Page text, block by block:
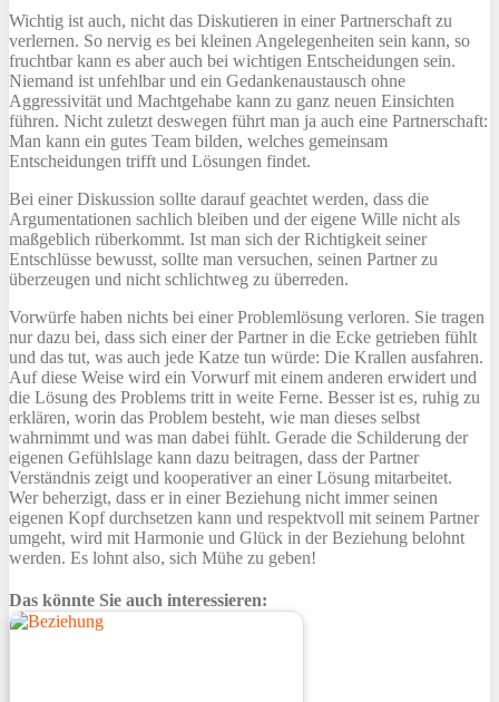
Wichtig ist auch, nicht das Diskutieren in einer Partnerschaft zu
verlernen. So nervig es bei kleinen Angelegenheiten sein kann, so
fruchtbar kann es aber auch bei wichtigen Entscheidungen sein.
Niemand ist unfehlbar und ein Gedankenaustausch ohne
Aggressivität und Machtgehabe kann zu ganz neuen Einsichten
führen. Nicht zuletzt deswegen führt man ja auch eine Partnerschaft:
Man kann ein gutes Team bilden, welches gemeinsam
Entscheidungen trifft und Lösungen findet.
Bei einer Diskussion sollte darauf geachtet werden, dass die
Argumentationen sachlich bleiben und der eigene Wille nicht als
maßgeblich rüberkommt. Ist man sich der Richtigkeit seiner
Entschlüsse bewusst, sollte man versuchen, seinen Partner zu
überzeugen und nicht schlichtweg zu überreden.
Vorwürfe haben nichts bei einer Problemlösung verloren. Sie tragen
nur dazu bei, dass sich einer der Partner in die Ecke getrieben fühlt
und das tut, was auch jede Katze tun würde: Die Krallen ausfahren.
Auf diese Weise wird ein Vorwurf mit einem anderen erwidert und
die Lösung des Problems tritt in weite Ferne. Besser ist es, ruhig zu
erklären, worin das Problem besteht, wie man dieses selbst
wahrnimmt und was man dabei fühlt. Gerade die Schilderung der
eigenen Gefühlslage kann dazu beitragen, dass der Partner
Verständnis zeigt und kooperativer an einer Lösung mitarbeitet.
Wer beherzigt, dass er in einer Beziehung nicht immer seinen
eigenen Kopf durchsetzen kann und respektvoll mit seinem Partner
umgeht, wird mit Harmonie und Glück in der Beziehung belohnt
werden. Es lohnt also, sich Mühe zu geben!
Das könnte Sie auch interessieren: